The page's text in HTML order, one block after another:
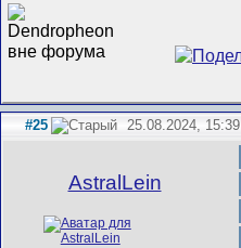
#25 25.08.2024, 15:39
AstralLein